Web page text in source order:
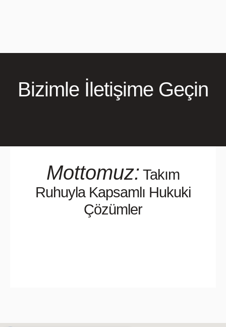
Bizimle İletişime Geçin
Mottomuz: Takım
Ruhuyla Kapsamlı Hukuki
Çözümler